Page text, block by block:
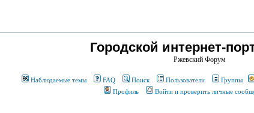
Городской интернет-
Ржевский Форум
Наблюдаемые темы FAQ Поиск Пользователи Группы
Профиль
Войти и проверить личные